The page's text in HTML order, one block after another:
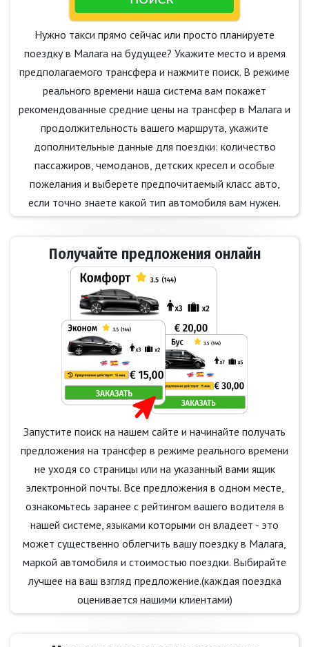
Нужно такси прямо сейчас или просто планируете
поездку в Малага на будущее? Укажите место и время
предполагаемого трансфера и нажмите поиск. В режиме
реального времени наша система вам покажет
рекомендованные средние цены на трансфер в Малага и
продолжительность вашего маршрута, укажите
дополнительные данные для поездки: количество
пассажиров, чемоданов, детских кресел и особые
пожелания и выберете предпочитаемый класс авто,
если точно знаете какой тип автомобиля вам нужен.
Получайте предложения онлайн
Запустите поиск на нашем сайте и начинайте получать
предложения на трансфер в режиме реального времени
не уходя со страницы или на указанный вами ящик
электронной почты. Все предложения в одном месте,
ознакомьтесь заранее с рейтингом вашего водителя в
нашей системе, языками которыми он владеет - это
может существенно облегчить вашу поездку в Малага,
маркой автомобиля и стоимостью поездки. Выбирайте
лучшее на ваш взгляд предложение.(каждая поездка
оценивается нашими клиентами)